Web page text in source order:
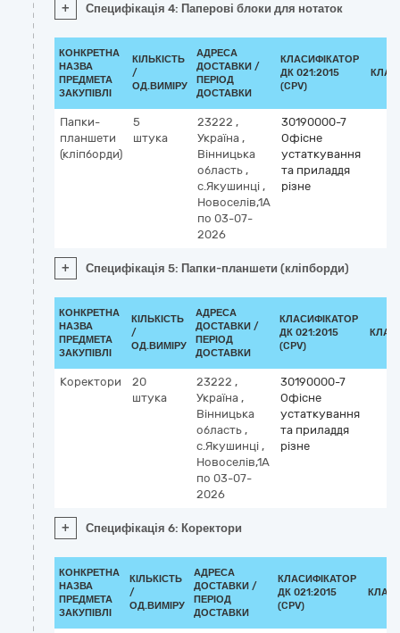
+ Специфікація 4: Паперові блоки для нотаток
КОНКРЕТНА
НАЗВА
ПРЕДМЕТА
ЗАКУПІВЛІ
КІЛЬКІСТЬ
/
ОД.ВИМІРУ
АДРЕСА
ДОСТАВКИ /
ПЕРІОД
ДОСТАВКИ
КЛАСИФІКАТОР
ДК 021:2015
(CPV)
Папки-
планшети
(кліпборди)
5
штука
23222 ,
Україна ,
Вінницька
область ,
с.Якушинці ,
Новоселів,1А
по 03-07-
2026
30190000-7
Офісне
устаткування
та приладдя
різне
+ Специфікація 5: Папки-планшети (кліпборди)
КОНКРЕТНА
НАЗВА
ПРЕДМЕТА
ЗАКУПІВЛІ
КІЛЬКІСТЬ
/
ОД.ВИМІРУ
АДРЕСА
ДОСТАВКИ /
ПЕРІОД
ДОСТАВКИ
КЛАСИФІКАТОР
ДК 021:2015
(CPV)
Коректори
20
штука
23222 ,
Україна ,
Вінницька
область ,
с.Якушинці ,
Новоселів,1А
по 03-07-
2026
30190000-7
Офісне
устаткування
та приладдя
різне
+ Специфікація 6: Коректори
КОНКРЕТНА
НАЗВА
ПРЕДМЕТА
ЗАКУПІВЛІ
КІЛЬКІСТЬ
/
ОД.ВИМІРУ
АДРЕСА
ДОСТАВКИ /
ПЕРІОД
ДОСТАВКИ
КЛАСИФІКАТОР
ДК 021:2015
(CPV)